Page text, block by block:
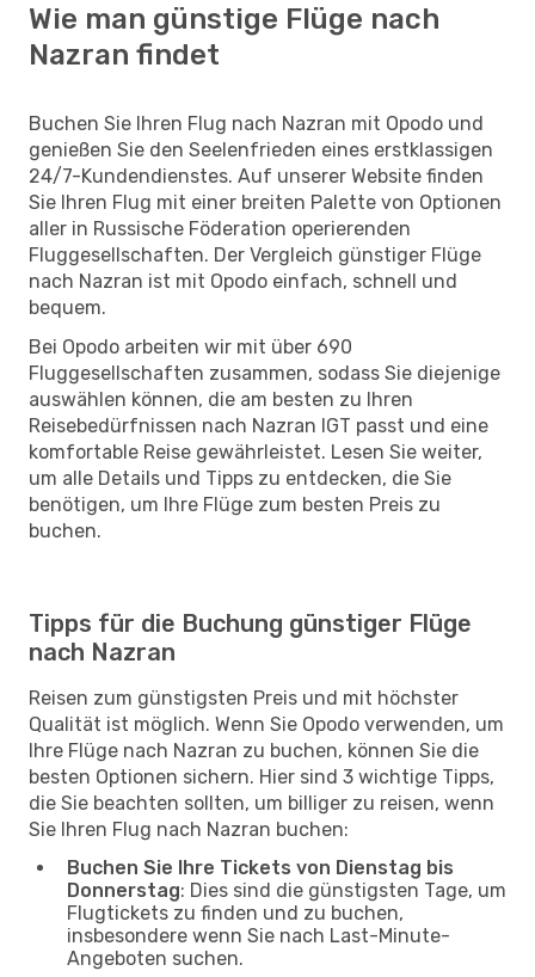
Wie man günstige Flüge nach
Nazran findet
Buchen Sie Ihren Flug nach Nazran mit Opodo und
genießen Sie den Seelenfrieden eines erstklassigen
24/7-Kundendienstes. Auf unserer Website finden
Sie Ihren Flug mit einer breiten Palette von Optionen
aller in Russische Föderation operierenden
Fluggesellschaften. Der Vergleich günstiger Flüge
nach Nazran ist mit Opodo einfach, schnell und
bequem.
Bei Opodo arbeiten wir mit über 690
Fluggesellschaften zusammen, sodass Sie diejenige
auswählen können, die am besten zu Ihren
Reisebedürfnissen nach Nazran IGT passt und eine
komfortable Reise gewährleistet. Lesen Sie weiter,
um alle Details und Tipps zu entdecken, die Sie
benötigen, um Ihre Flüge zum besten Preis zu
buchen.
Tipps für die Buchung günstiger Flüge
nach Nazran
Reisen zum günstigsten Preis und mit höchster
Qualität ist möglich. Wenn Sie Opodo verwenden, um
Ihre Flüge nach Nazran zu buchen, können Sie die
besten Optionen sichern. Hier sind 3 wichtige Tipps,
die Sie beachten sollten, um billiger zu reisen, wenn
Sie Ihren Flug nach Nazran buchen:
Buchen Sie Ihre Tickets von Dienstag bis
Donnerstag: Dies sind die günstigsten Tage, um
Flugtickets zu finden und zu buchen,
insbesondere wenn Sie nach Last-Minute-
Angeboten suchen.